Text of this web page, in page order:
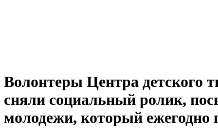
Волонтеры Центра детского
сняли социальный ролик,
молодежи, который ежегодно